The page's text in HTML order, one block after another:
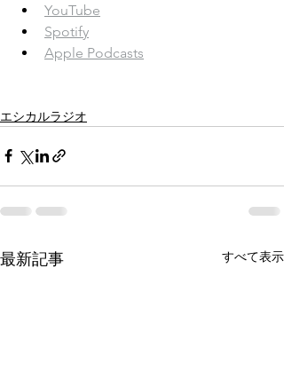
YouTube
Spotify
Apple Podcasts
エシカルラジオ
最新記事 すべて表示